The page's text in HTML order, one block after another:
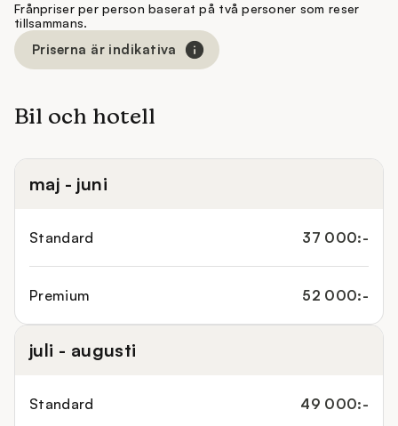
Frånpriser per person baserat på två personer som reser
tillsammans.
Priserna är indikativa
Bil och hotell
maj - juni
Standard 37 000:-
Premium 52 000:-
juli - augusti
Standard 49 000:-